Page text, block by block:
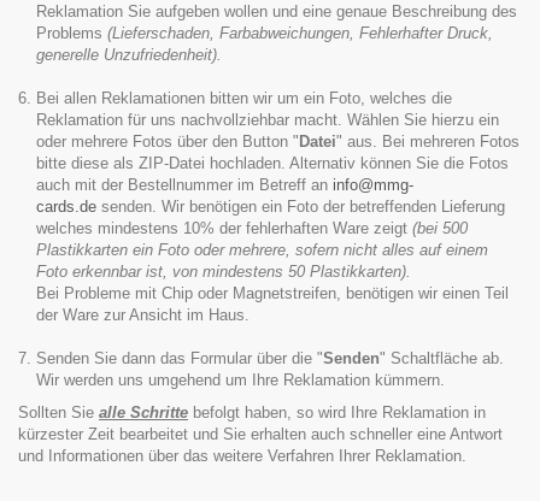
Reklamation Sie aufgeben wollen und eine genaue Beschreibung des
Problems (Lieferschaden, Farbabweichungen, Fehlerhafter Druck,
generelle Unzufriedenheit).
Bei allen Reklamationen bitten wir um ein Foto, welches die
Reklamation für uns nachvollziehbar macht. Wählen Sie hierzu ein
oder mehrere Fotos über den Button " Datei" aus. Bei mehreren Fotos
bitte diese als ZIP-Datei hochladen. Alternativ können Sie die Fotos
auch mit der Bestellnummer im Betreff an info@mmg-
cards.de senden. Wir benötigen ein Foto der betreffenden Lieferung
welches mindestens 10% der fehlerhaften Ware zeigt (bei 500
Plastikkarten ein Foto oder mehrere, sofern nicht alles auf einem
Foto erkennbar ist, von mindestens 50 Plastikkarten).
Bei Probleme mit Chip oder Magnetstreifen, benötigen wir einen Teil
der Ware zur Ansicht im Haus.
Senden Sie dann das Formular über die "Senden" Schaltfläche ab.
Wir werden uns umgehend um Ihre Reklamation kümmern.
Sollten Sie alle Schritte befolgt haben, so wird Ihre Reklamation in
kürzester Zeit bearbeitet und Sie erhalten auch schneller eine Antwort
und Informationen über das weitere Verfahren Ihrer Reklamation.